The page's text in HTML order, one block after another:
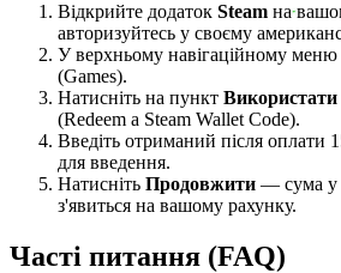
Відкрийте додаток Steam на
авторизуйтесь у своєму
У верхньому навігаційному меню
(Games).
Натисніть на пункт
(Redeem a Steam Wallet Code).
Введіть отриманий після оплати
для введення.
Натисніть Продовжити — сума у
з'явиться на вашому рахунку.
Часті питання (FAQ)